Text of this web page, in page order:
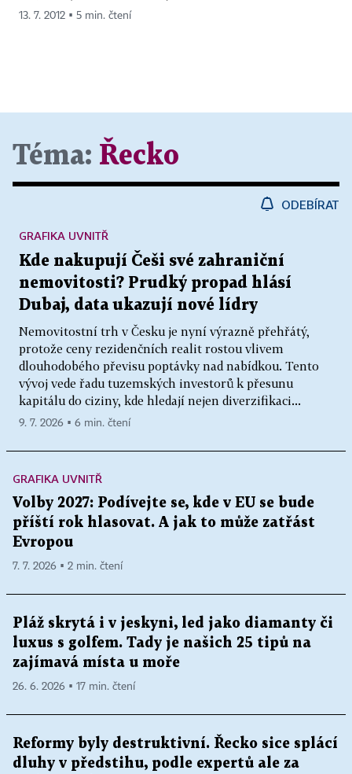
13. 7. 2012 ▪ 5 min. čtení
Téma: Řecko
ODEBÍRAT
Kde nakupují Češi své zahraniční
nemovitosti? Prudký propad hlásí
Dubaj, data ukazují nové lídry
Nemovitostní trh v Česku je nyní výrazně přehřátý,
protože ceny rezidenčních realit rostou vlivem
dlouhodobého převisu poptávky nad nabídkou. Tento
vývoj vede řadu tuzemských investorů k přesunu
kapitálu do ciziny, kde hledají nejen diverzifikaci...
GRAFIKA UVNITŘ
9. 7. 2026 ▪ 6 min. čtení
GRAFIKA UVNITŘ
Volby 2027: Podívejte se, kde v EU se bude
příští rok hlasovat. A jak to může zatřást
Evropou
7. 7. 2026 ▪ 2 min. čtení
Pláž skrytá i v jeskyni, led jako diamanty či
luxus s golfem. Tady je našich 25 tipů na
zajímavá místa u moře
26. 6. 2026 ▪ 17 min. čtení
Reformy byly destruktivní. Řecko sice splácí
dluhy v předstihu, podle expertů ale za